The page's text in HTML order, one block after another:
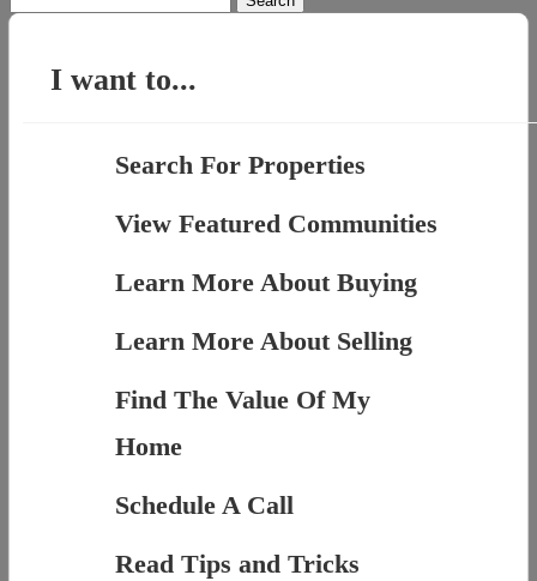
for:
I want to...
Search For Properties
View Featured Communities
Learn More About Buying
Learn More About Selling
Find The Value Of My
Home
Schedule A Call
Read Tips and Tricks